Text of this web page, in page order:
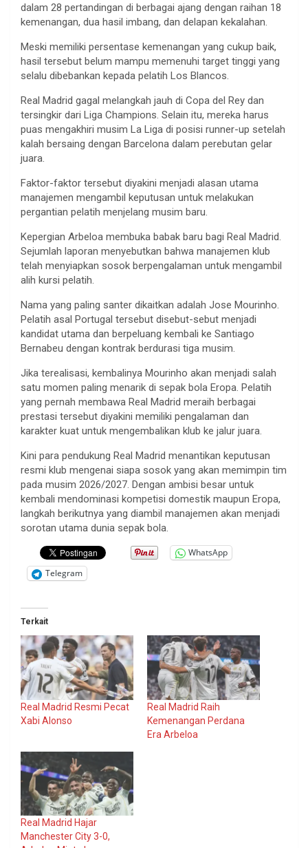
dalam 28 pertandingan di berbagai ajang dengan raihan 18
kemenangan, dua hasil imbang, dan delapan kekalahan.
Meski memiliki persentase kemenangan yang cukup baik,
hasil tersebut belum mampu memenuhi target tinggi yang
selalu dibebankan kepada pelatih Los Blancos.
Real Madrid gagal melangkah jauh di Copa del Rey dan
tersingkir dari Liga Champions. Selain itu, mereka harus
puas mengakhiri musim La Liga di posisi runner-up setelah
kalah bersaing dengan Barcelona dalam perebutan gelar
juara.
Faktor-faktor tersebut diyakini menjadi alasan utama
manajemen mengambil keputusan untuk melakukan
pergantian pelatih menjelang musim baru.
Kepergian Arbeloa membuka babak baru bagi Real Madrid.
Sejumlah laporan menyebutkan bahwa manajemen klub
telah menyiapkan sosok berpengalaman untuk mengambil
alih kursi pelatih.
Nama yang paling santer dikaitkan adalah Jose Mourinho.
Pelatih asal Portugal tersebut disebut-sebut menjadi
kandidat utama dan berpeluang kembali ke Santiago
Bernabeu dengan kontrak berdurasi tiga musim.
Jika terealisasi, kembalinya Mourinho akan menjadi salah
satu momen paling menarik di sepak bola Eropa. Pelatih
yang pernah membawa Real Madrid meraih berbagai
prestasi tersebut diyakini memiliki pengalaman dan
karakter kuat untuk mengembalikan klub ke jalur juara.
Kini para pendukung Real Madrid menantikan keputusan
resmi klub mengenai siapa sosok yang akan memimpin tim
pada musim 2026/2027. Dengan ambisi besar untuk
kembali mendominasi kompetisi domestik maupun Eropa,
langkah berikutnya yang diambil manajemen akan menjadi
sorotan utama dunia sepak bola.
WhatsApp
Telegram
Terkait
Real Madrid Resmi Pecat
Xabi Alonso
Real Madrid Raih
Kemenangan Perdana
Era Arbeloa
Real Madrid Hajar
Manchester City 3-0,